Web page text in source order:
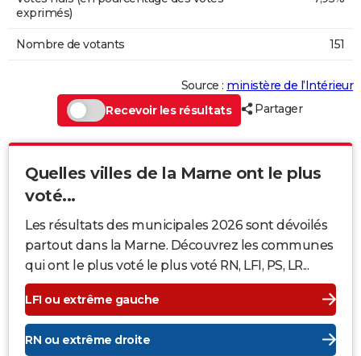
exprimés)
Nombre de votants 151
Source : ministère de l’Intérieur
Recevoir les résultats
Partager
Quelles villes de la Marne ont le plus
voté...
Les résultats des municipales 2026 sont dévoilés
partout dans la Marne. Découvrez les communes
qui ont le plus voté le plus voté RN, LFI, PS, LR...
LFI ou extrême gauche
RN ou extrême droite